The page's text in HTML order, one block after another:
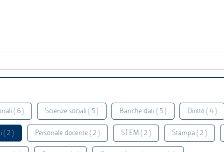
( 6 ) Scienze sociali ( 5 ) Banche dati ( 5 ) Diritto ( 4 )
( 2 ) Personale docente ( 2 ) STEM ( 2 ) Stampa ( 2 )